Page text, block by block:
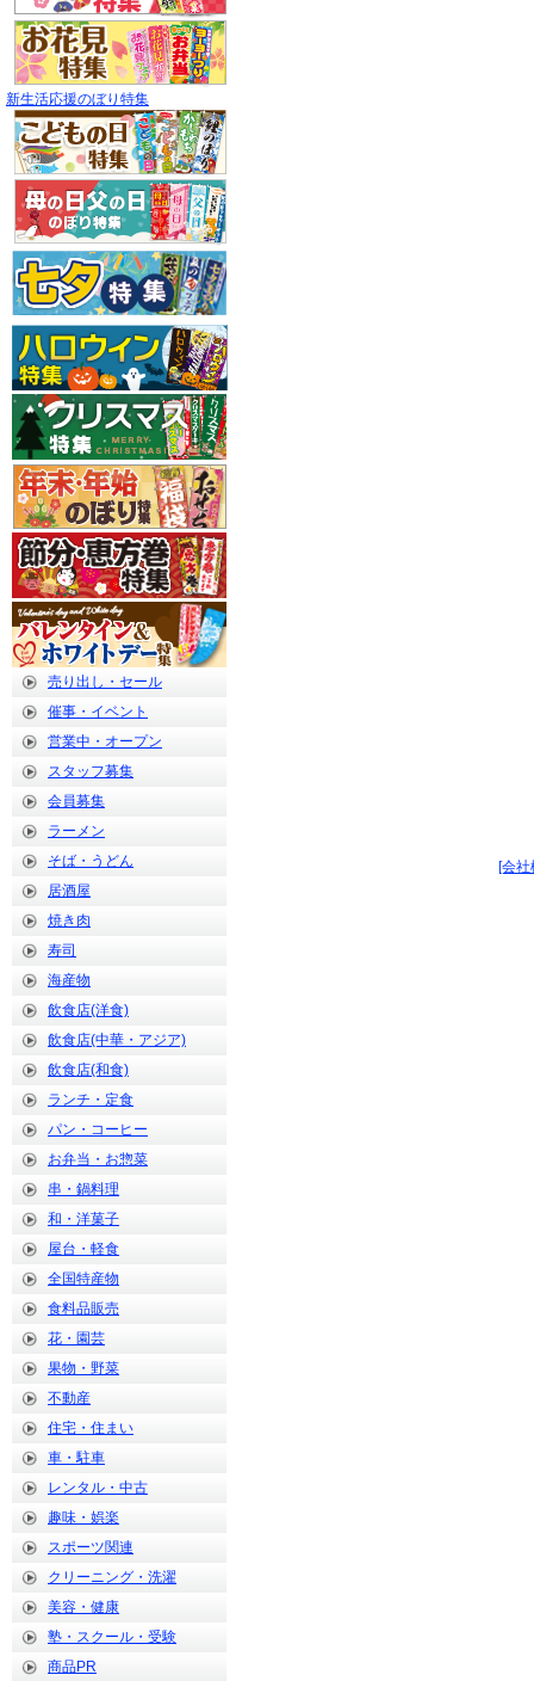
新生活応援のぼり特集
売り出し・セール
催事・イベント
営業中・オープン
スタッフ募集
会員募集
ラーメン
そば・うどん
居酒屋
焼き肉
寿司
海産物
飲食店(洋食)
飲食店(中華・アジア)
飲食店(和食)
ランチ・定食
パン・コーヒー
お弁当・お惣菜
串・鍋料理
和・洋菓子
屋台・軽食
全国特産物
食料品販売
花・園芸
果物・野菜
不動産
住宅・住まい
車・駐車
レンタル・中古
趣味・娯楽
スポーツ関連
クリーニング・洗濯
美容・健康
塾・スクール・受験
商品PR
[会社